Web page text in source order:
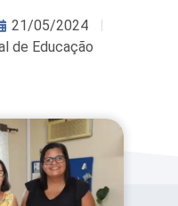
21/05/2024
de Educação